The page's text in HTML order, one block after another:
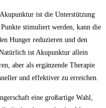
ist​ die Unterstützung‍
stimuliert werden, ⁤kann die
Hunger reduzieren und‌ den⁢
ist Akupunktur ⁣allein
aber als ergänzende ⁣Therapie
und effektiver zu ⁤erreichen.
⁤eine großartige Wahl,